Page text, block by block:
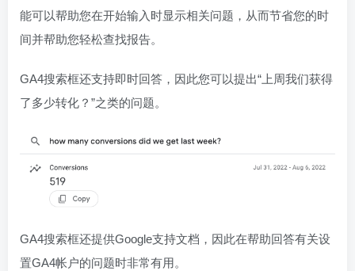
能可以帮助您在开始输入时显示相关问题，从而节省您的时
间并帮助您轻松查找报告。
GA4搜索框还支持即时回答，因此您可以提出“上周我们获得
了多少转化？”之类的问题。
GA4搜索框还提供Google支持文档，因此在帮助回答有关设
置GA4帐户的问题时非常有用。